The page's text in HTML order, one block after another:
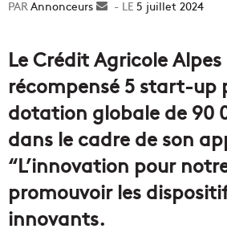
Annonceurs
Envoyer5 juillet 2024
Le Crédit Agricole
récompensé 5 start-up
dotation globale de 90
dans le cadre de son
“L’innovation pour
promouvoir les
innovants.